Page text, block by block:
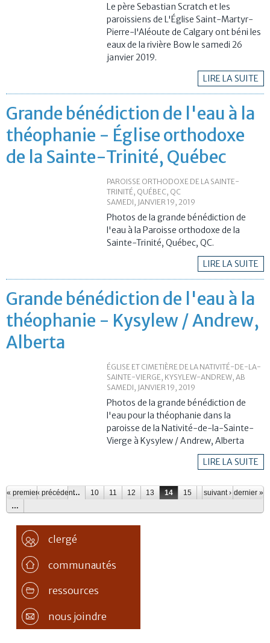
Le père Sebastian Scratch et les
paroissiens de L'Église Saint-Martyr-
Pierre-l'Aléoute de Calgary ont béni les
eaux de la rivière Bow le samedi 26
janvier 2019.
LIRE LA SUITE
Grande bénédiction de l'eau à la
théophanie - Église orthodoxe
de la Sainte-Trinité, Québec
PAROISSE ORTHODOXE DE LA SAINTE-
TRINITÉ, QUÉBEC, QC
SAMEDI, JANVIER 19, 2019
Photos de la grande bénédiction de
l'eau à la Paroisse orthodoxe de la
Sainte-Trinité, Québec, QC.
LIRE LA SUITE
Grande bénédiction de l'eau à la
théophanie - Kysylew / Andrew,
Alberta
ÉGLISE ET CIMETIÈRE DE LA NATIVITÉ-DE-LA-
SAINTE-VIERGE, KYSYLEW-ANDREW, AB
SAMEDI, JANVIER 19, 2019
Photos de la grande bénédiction de
l'eau pour la théophanie dans la
paroisse de la Nativité-de-la-Sainte-
Vierge à Kysylew / Andrew, Alberta
LIRE LA SUITE
Pages
« premier‹ précédent… 10 11 12 13 14 15 16 17
18
…
suivant › dernier »
clergé
communautés
ressources
nous joindre